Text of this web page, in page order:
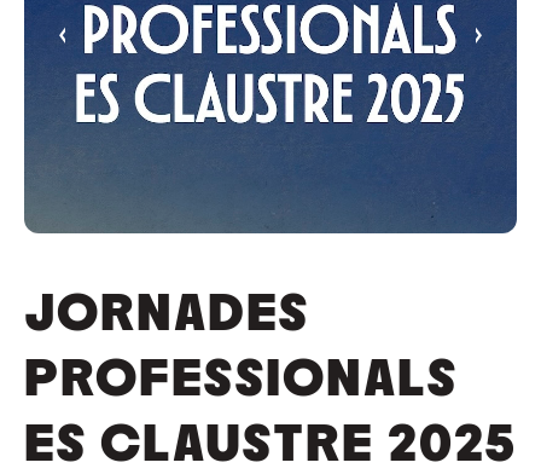
‹ ›
JORNADES
PROFESSIONALS
ES CLAUSTRE 2025